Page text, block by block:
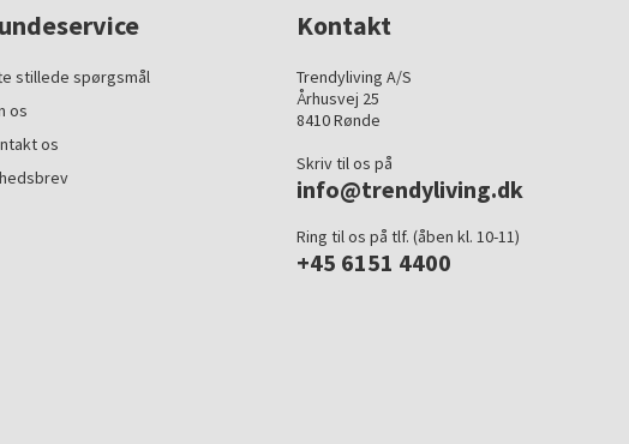
stillede spørgsmål
os
os
Kontakt
Trendyliving A/S
Århusvej 25
8410 Rønde
Skriv til os på
info@trendyliving.dk
Ring til os på tlf. (åben kl. 10-11)
+45 6151 4400